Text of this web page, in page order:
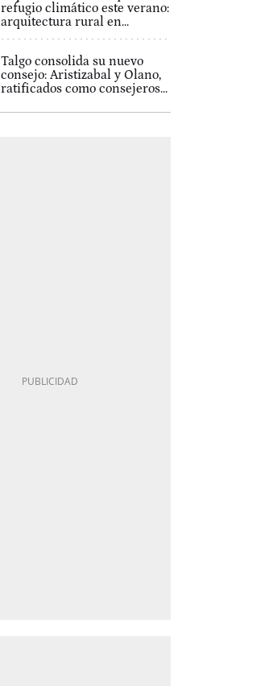
refugio climático este verano:
arquitectura rural en...
Talgo consolida su nuevo
consejo: Aristizabal y Olano,
ratificados como consejeros...